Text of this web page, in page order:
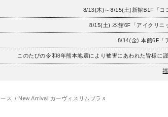
8/13(木)～8/15(土)新館B1F「コ
8/15(土) 本館6F「アイクリニ
8/14(金) 本館6F「
このたびの令和8年熊本地震により被害にあわれた皆様に
ス New Arrival カーヴィスリムブラ♬